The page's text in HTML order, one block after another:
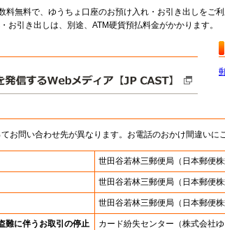
料無料で、ゆうちょ口座のお預け入れ・お引き出しをご利
お引き出しは、別途、ATM硬貨預払料金がかかります。
お問い合わせ先が異なります。お電話のおかけ間違いに
世田谷若林三郵便局 （日本郵便
世田谷若林三郵便局 （日本郵便
世田谷若林三郵便局 （日本郵便
難に伴うお取引の停止 カード紛失センター （株式会社